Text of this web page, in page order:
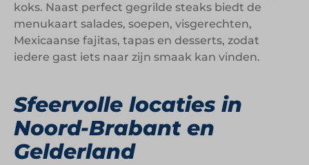
koks. Naast perfect gegrilde steaks biedt de
menukaart salades, soepen, visgerechten,
Mexicaanse fajitas, tapas en desserts, zodat
iedere gast iets naar zijn smaak kan vinden.
Sfeervolle locaties in
Noord-Brabant en
Gelderland